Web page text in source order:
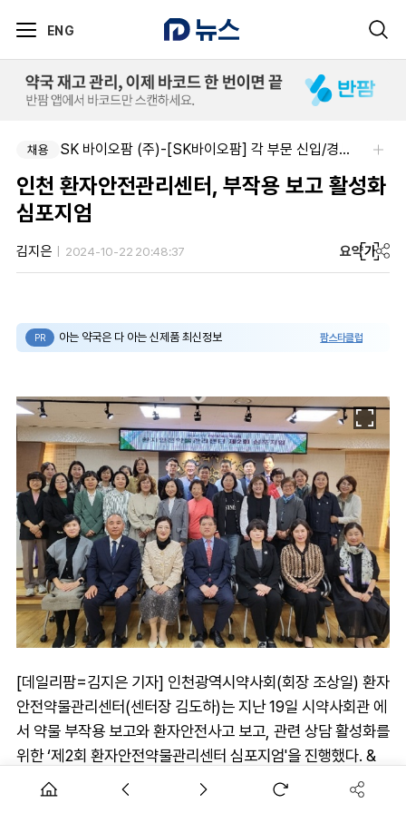
ENG
채용 SK 바이오팜 (주)-[SK바이오팜] 각 부문 신입/경력 구성원 영입
인천 환자안전관리센터, 부작용 보고 활성화
심포지엄
김지은 2024-10-22 20:48:37 요약가
PR 아는 약국은 다 아는 신제품 최신정보 팜스타클럽
[데일리팜=김지은 기자] 인천광역시약사회(회장 조상일) 환자
안전약물관리센터(센터장 김도하)는 지난 19일 시약사회관 에
서 약물 부작용 보고와 환자안전사고 보고, 관련 상담 활성화를
위한 ‘제2회 환자안전약물관리센터 심포지엄'을 진행했다. &